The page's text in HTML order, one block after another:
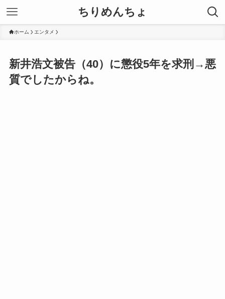
ちりめんちょ
ホーム エンタメ
新井浩文被告（40）に懲役5年を求刑→悪
質でしたからね。